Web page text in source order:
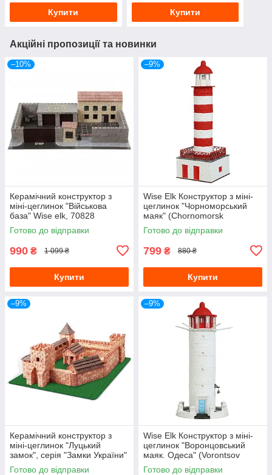
Купити Купити
Акційні пропозиції та новинки
–10%
Керамічний конструктор з
міні-цеглинок "Військова
база" Wise elk, 70828
Готово до відправки
990 ₴ 1 099 ₴
Купити
–9%
Wise Elk Конструктор з міні-
цеглинок "Чорноморський
маяк" (Chornomorsk
Lighthouse), 71733
Готово до відправки
799 ₴ 880 ₴
Купити
–9%
Керамічний конструктор з
міні-цеглинок "Луцький
замок", серія "Замки України"
Wise elk, 70170
Готово до відправки
–9%
Wise Elk Конструктор з міні-
цеглинок "Воронцовський
маяк. Одеса" (Vorontsov
Lighthouse. Odesa), 71740
Готово до відправки